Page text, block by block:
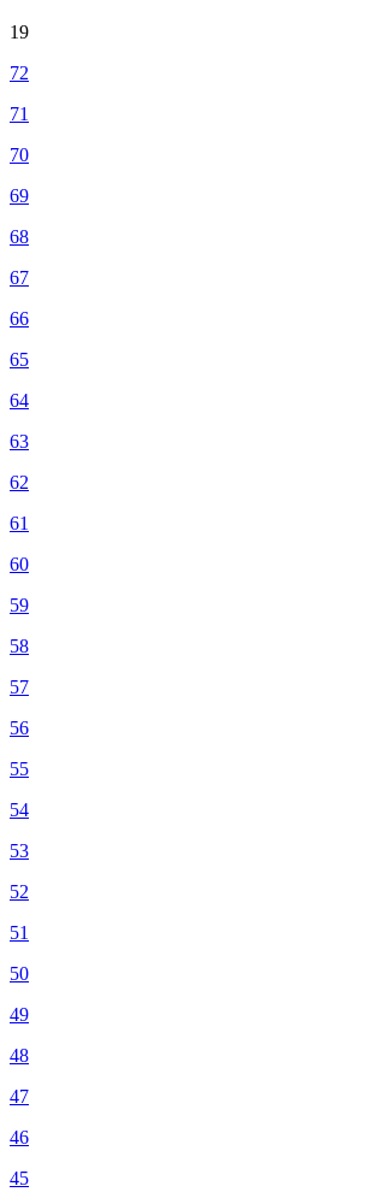
19
72
71
70
69
68
67
66
65
64
63
62
61
60
59
58
57
56
55
54
53
52
51
50
49
48
47
46
45